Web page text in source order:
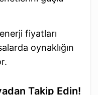
fiyatları
oynaklığın
Takip Edin!